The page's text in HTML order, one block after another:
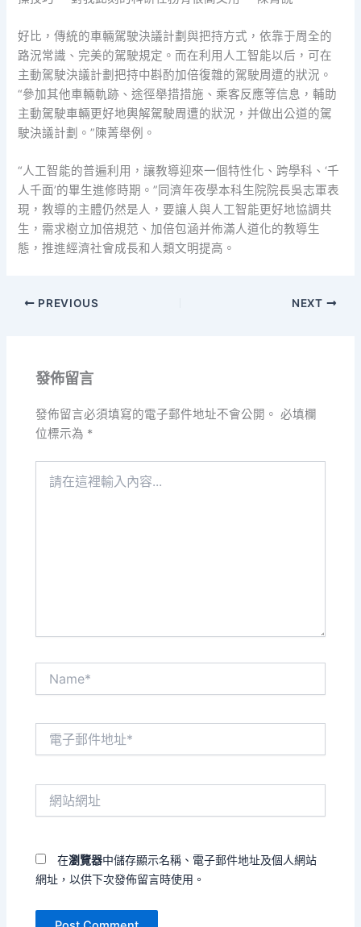
好比，傳統的車輛駕駛決議計劃與把持方式，依靠于周全的
路況常識、完美的駕駛規定。而在利用人工智能以后，可在
主動駕駛決議計劃把持中斟酌加倍復雜的駕駛周遭的狀況。
“參加其他車輛軌跡、途徑舉措措施、乘客反應等信息，輔助
主動駕駛車輛更好地輿解駕駛周遭的狀況，并做出公道的駕
駛決議計劃。”陳菁舉例。
“人工智能的普遍利用，讓教導迎來一個特性化、跨學科、‘千
人千面’的畢生進修時期。”同濟年夜學本科生院院長吳志軍表
現，教導的主體仍然是人，要讓人與人工智能更好地協調共
生，需求樹立加倍規范、加倍包涵并佈滿人道化的教導生
態，推進經濟社會成長和人類文明提高。
PREVIOUS NEXT
發佈留言
發佈留言必須填寫的電子郵件地址不會公開。 必填欄
位標示為 *
在瀏覽器中儲存顯示名稱、電子郵件地址及個人網站
網址，以供下次發佈留言時使用。